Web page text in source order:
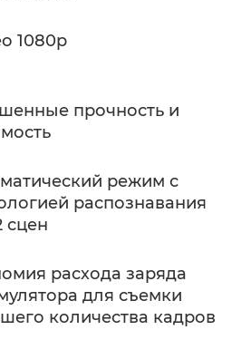
1080p
прочность и
режим с
распознавания
сцен
расхода заряда
для съемки
количества кадров